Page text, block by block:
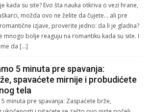
kada su site? Evo šta nauka otkriva o vezi hrane,
možda ovo ne želite da čujete… ali pre
izjave, proverite jedno: da li je gladna?
mnogo bolje reaguju na romantiku kada su site. I
da […]
5 minuta pre spavanja:
spavaćete mirnije i probudićete
tela
minuta pre spavanja: Zaspaćete brže,